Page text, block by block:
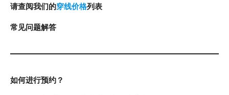
请查阅我们的穿线价格列表
常见问题解答
如何进行预约？